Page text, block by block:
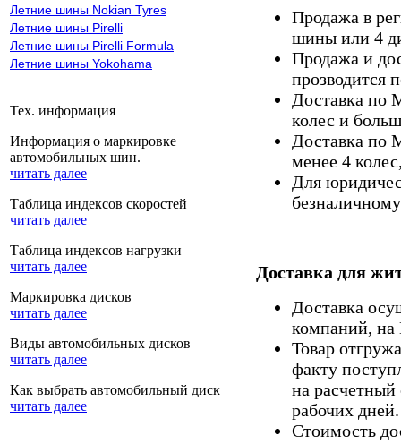
Летние шины Nokian Tyres
Летние шины Pirelli
Летние шины Pirelli Formula
Летние шины Yokohama
Тех. информация
Информация о маркировке
автомобильных шин.
читать далее
Таблица индексов скоростей
читать далее
Таблица индексов нагрузки
читать далее
Маркировка дисков
читать далее
Виды автомобильных дисков
читать далее
Как выбрать автомобильный диск
читать далее
Продажа в
шины или 4
Продажа и
прозводится
Доставка по
колес и
Доставка по
менее 4
Для
Доставка для
Доставка
компаний,
Товар
факту
на расчетный
рабочих дней.
Стоимость